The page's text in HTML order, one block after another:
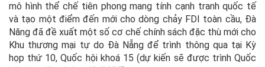
mô hình thể chế tiên phong mang tính cạnh tranh quốc tế
và tạo một điểm đến mới cho dòng chảy FDI toàn cầu, Đà
Năng đã đề xuất một số cơ chế chính sách đặc thù mới cho
Khu thương mại tự do Đà Nẵng để trình thông qua tại Kỳ
họp thứ 10, Quốc hội khoá 15 (dự kiến sẽ được trình Quốc